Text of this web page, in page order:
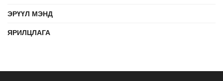
ЭРҮҮЛ МЭНД
ЯРИЛЦЛАГА